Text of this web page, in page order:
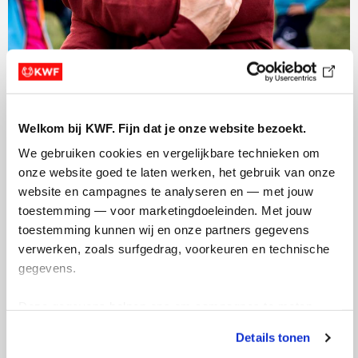
Welkom bij KWF. Fijn dat je onze website bezoekt.
We gebruiken cookies en vergelijkbare technieken om
onze website goed te laten werken, het gebruik van onze
website en campagnes te analyseren en — met jouw
toestemming — voor marketingdoeleinden. Met jouw
toestemming kunnen wij en onze partners gegevens
verwerken, zoals surfgedrag, voorkeuren en technische
gegevens.
tonen. Je kunt je toestemming op elk moment wijzigen of
Details tonen
Genoeg bewegen
Wist je dat je door genoeg bewegen minder kans hebt
op kanker? Benieuwd hoe dit komt? We leggen het uit.
4 redenen waarom bewegen gezond is